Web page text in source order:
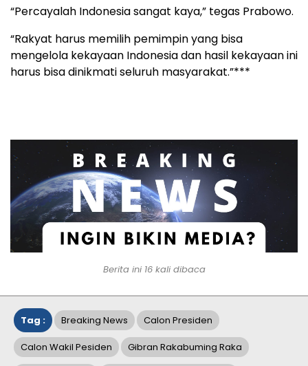
“Percayalah Indonesia sangat kaya,” tegas Prabowo.
“Rakyat harus memilih pemimpin yang bisa
mengelola kekayaan Indonesia dan hasil kekayaan ini
harus bisa dinikmati seluruh masyarakat.”***
Berita ini 16 kali dibaca
Tag : Breaking News Calon Presiden
Calon Wakil Pesiden Gibran Rakabuming Raka